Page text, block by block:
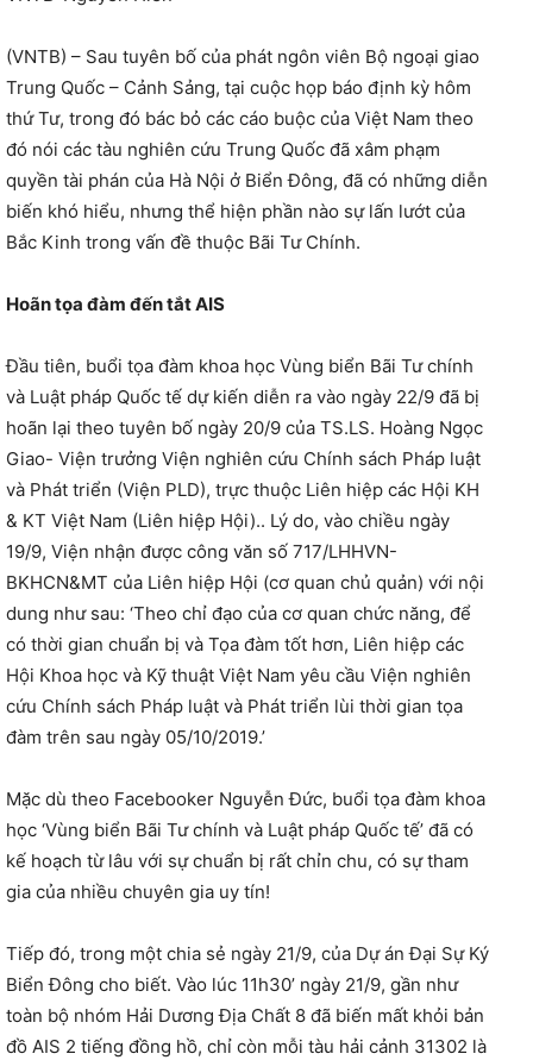
(VNTB) – Sau tuyên bố của phát ngôn viên Bộ ngoại giao
Trung Quốc – Cảnh Sảng, tại cuộc họp báo định kỳ hôm
thứ Tư, trong đó bác bỏ các cáo buộc của Việt Nam theo
đó nói các tàu nghiên cứu Trung Quốc đã xâm phạm
quyền tài phán của Hà Nội ở Biển Đông, đã có những diễn
biến khó hiểu, nhưng thể hiện phần nào sự lấn lướt của
Bắc Kinh trong vấn đề thuộc Bãi Tư Chính.
Hoãn tọa đàm đến tắt AIS
Đầu tiên, buổi tọa đàm khoa học Vùng biển Bãi Tư chính
và Luật pháp Quốc tế dự kiến diễn ra vào ngày 22/9 đã bị
hoãn lại theo tuyên bố ngày 20/9 của TS.LS. Hoàng Ngọc
Giao- Viện trưởng Viện nghiên cứu Chính sách Pháp luật
và Phát triển (Viện PLD), trực thuộc Liên hiệp các Hội KH
& KT Việt Nam (Liên hiệp Hội).. Lý do, vào chiều ngày
19/9, Viện nhận được công văn số 717/LHHVN-
BKHCN&MT của Liên hiệp Hội (cơ quan chủ quản) với nội
dung như sau: ‘Theo chỉ đạo của cơ quan chức năng, để
có thời gian chuẩn bị và Tọa đàm tốt hơn, Liên hiệp các
Hội Khoa học và Kỹ thuật Việt Nam yêu cầu Viện nghiên
cứu Chính sách Pháp luật và Phát triển lùi thời gian tọa
đàm trên sau ngày 05/10/2019.’
Mặc dù theo Facebooker Nguyễn Đức, buổi tọa đàm khoa
học ‘Vùng biển Bãi Tư chính và Luật pháp Quốc tế’ đã có
kế hoạch từ lâu với sự chuẩn bị rất chỉn chu, có sự tham
gia của nhiều chuyên gia uy tín!
Tiếp đó, trong một chia sẻ ngày 21/9, của Dự án Đại Sự Ký
Biển Đông cho biết. Vào lúc 11h30’ ngày 21/9, gần như
toàn bộ nhóm Hải Dương Địa Chất 8 đã biến mất khỏi bản
đồ AIS 2 tiếng đồng hồ, chỉ còn mỗi tàu hải cảnh 31302 là